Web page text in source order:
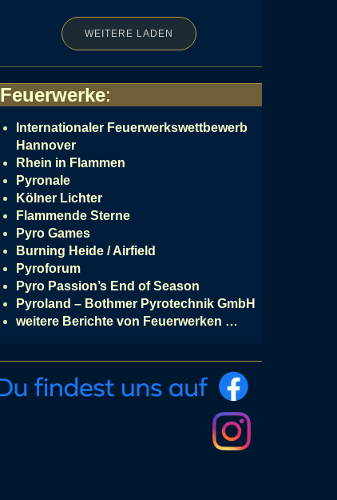
WEITERE LADEN
Feuerwerke:
Internationaler Feuerwerkswettbewerb
Hannover
Rhein in Flammen
Pyronale
Kölner Lichter
Flammende Sterne
Pyro Games
Burning Heide / Airfield
Pyroforum
Pyro Passion’s End of Season
Pyroland – Bothmer Pyrotechnik GmbH
weitere Berichte von Feuerwerken …